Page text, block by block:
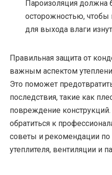
Пароизоляция должна
осторожностью, чтобы
для выхода влаги
Правильная защита от
важным аспектом
Это поможет
последствия, такие как
повреждение
обратиться к
советы и рекомендации по
утеплителя, вентиляции и